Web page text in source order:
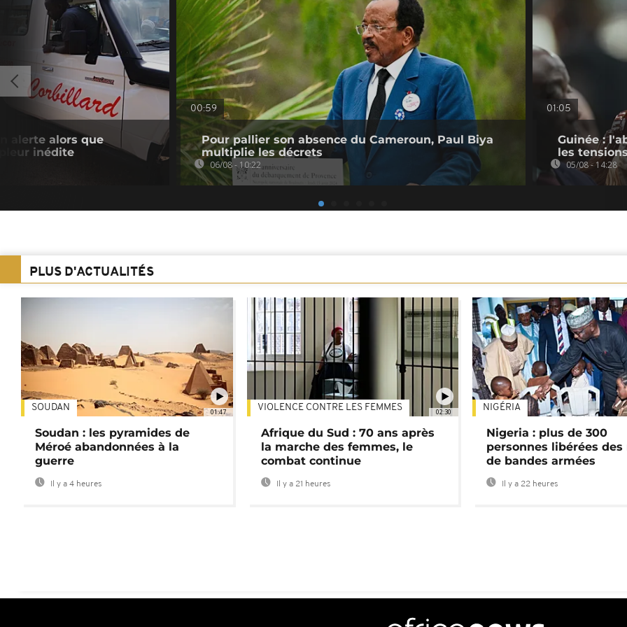
alerte alors que
inédite
00:59
Pour pallier son absence du Cameroun, Paul Biya
multiplie les décrets
06/08 - 10:22
01:05
Guinée :
les
05/08 - 14:28
PLUS D'ACTUALITÉS
01:47
SOUDAN
Soudan : les pyramides de
Méroé abandonnées à la
guerre
Il y a 4 heures
02:30
VIOLENCE CONTRE LES FEMMES
Afrique du Sud : 70 ans après
la marche des femmes, le
combat continue
Il y a 21 heures
NIGÉRIA
Nigeria : plus de 300
personnes libérées des
de bandes armées
Il y a 22 heures